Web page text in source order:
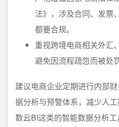
法》，涉及合同、发票
都要合规。
重视跨境电商相关外汇
避免因流程疏忽而被处罚
建议电商企业定期进行内部
据分析与预警体系，减少人
数云BI这类的智能数据分析